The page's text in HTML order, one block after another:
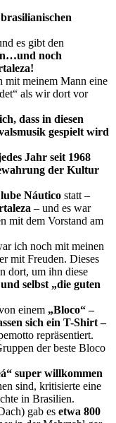
es gibt den
noch
mit meinem Mann eine
als wir dort vor
dass in diesen
gespielt wird
Jahr seit 1968
der Kultur
Náutico statt –
– und es war
mit dem Vorstand am
ich noch mit meinen
mit Freuden. Dieses
dort, um ihn diese
selbst „die guten
einem „Bloco“ –
sich ein T-Shirt –
repräsentiert.
der beste Bloco
super willkommen
sind, kritisierte eine
in Brasilien.
gab es etwa 800